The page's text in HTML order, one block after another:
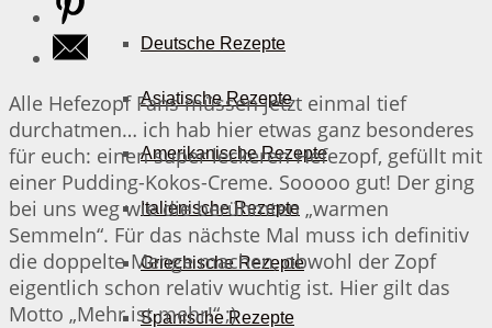
Deutsche Rezepte
Asiatische Rezepte
Amerikanische Rezepte
Italienische Rezepte
Griechische Rezepte
Spanische Rezepte
Alle Hefezopf Fans müssen jetzt einmal tief
durchatmen… ich hab hier etwas ganz besonderes
für euch: einen super leckeren Hefezopf, gefüllt mit
einer Pudding-Kokos-Creme. Sooooo gut! Der ging
bei uns weg wie die berühmten „warmen
Semmeln“. Für das nächste Mal muss ich definitiv
die doppelte Menge machen, obwohl der Zopf
eigentlich schon relativ wuchtig ist. Hier gilt das
Motto „Mehr ist mehr!“ ;)